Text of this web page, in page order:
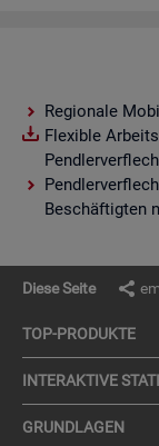
Regionale
Flexible
Beschäftigten
Diese Seite
TOP-PRO­DUK­TE
IN­TER­AK­TI­VE
GRUND­LA­GEN